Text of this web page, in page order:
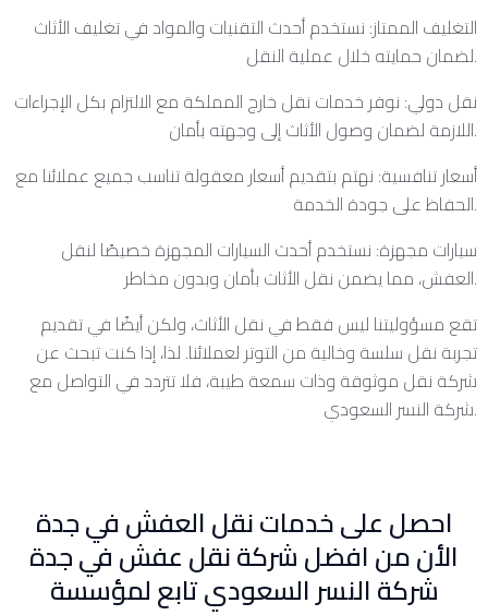
التغليف الممتاز: نستخدم أحدث التقنيات والمواد في تغليف الأثاث
لضمان حمايته خلال عملية النقل.
نقل دولي: نوفر خدمات نقل خارج المملكة مع الالتزام بكل الإجراءات
اللازمة لضمان وصول الأثاث إلى وجهته بأمان.
أسعار تنافسية: نهتم بتقديم أسعار معقولة تناسب جميع عملائنا مع
الحفاظ على جودة الخدمة.
سيارات مجهزة: نستخدم أحدث السيارات المجهزة خصيصًا لنقل
العفش، مما يضمن نقل الأثاث بأمان وبدون مخاطر.
تقع مسؤوليتنا ليس فقط في نقل الأثاث، ولكن أيضًا في تقديم
تجربة نقل سلسة وخالية من التوتر لعملائنا. لذا، إذا كنت تبحث عن
شركة نقل موثوقة وذات سمعة طيبة، فلا تتردد في التواصل مع
شركة النسر السعودي.
احصل على خدمات نقل العفش في جدة
الأن من افضل شركة نقل عفش في جدة
شركة النسر السعودي تابع لمؤسسة